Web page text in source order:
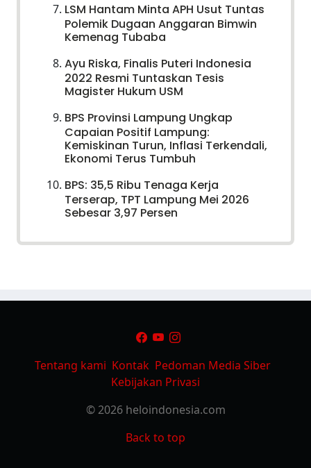
LSM Hantam Minta APH Usut Tuntas
Polemik Dugaan Anggaran Bimwin
Kemenag Tubaba
Ayu Riska, Finalis Puteri Indonesia
2022 Resmi Tuntaskan Tesis
Magister Hukum USM
BPS Provinsi Lampung Ungkap
Capaian Positif Lampung:
Kemiskinan Turun, Inflasi Terkendali,
Ekonomi Terus Tumbuh
BPS: 35,5 Ribu Tenaga Kerja
Terserap, TPT Lampung Mei 2026
Sebesar 3,97 Persen
Tentang kami Kontak Pedoman Media Siber
Kebijakan Privasi
© 2026 heloindonesia.com
Back to top